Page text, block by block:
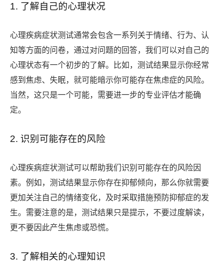
1. 了解自己的心理状况
心理疾病症状测试通常会包含一系列关于情绪、行为、认
知等方面的问卷，通过对问题的回答，我们可以对自己的
心理状态有一个初步的了解。比如，测试结果显示你经常
感到焦虑、失眠，就可能暗示你可能存在焦虑症的风险。
当然，这只是一个可能，需要进一步的专业评估才能确
定。
2. 识别可能存在的风险
心理疾病症状测试可以帮助我们识别可能存在的风险因
素。例如，测试结果显示你存在抑郁倾向，那么你就需要
更加关注自己的情绪变化，及时采取措施预防抑郁症的发
生。需要注意的是，测试结果只是提示，不要过度解读，
更不要因此产生焦虑或恐慌。
3. 了解相关的心理知识